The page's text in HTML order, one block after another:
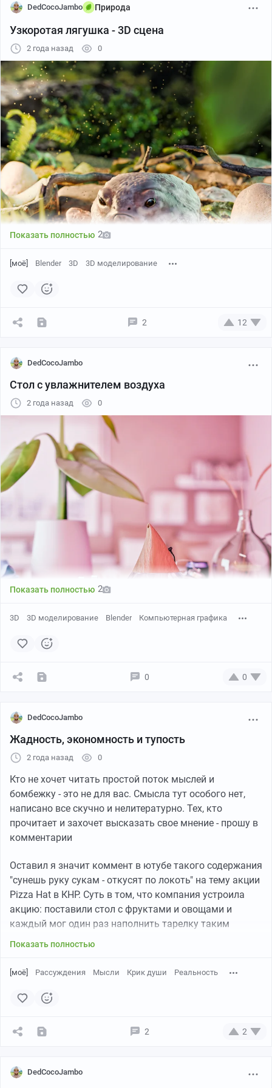
DedCocoJambo Природа
Узкоротая лягушка - 3D сцена
2 года назад 0
Скрины сцены + лягушка без фильтров
Эта лягушка стала моим первым опытом работы в
Хотел достичь максимального эффекта "макро-
сцену в Blender + небольшая обработка фильтрами в
Luminar Pro
Показать полностью 2
[моё] Blender 3D 3D моделирование
2 12
DedCocoJambo
Стол с увлажнителем воздуха
2 года назад 0
Другие фильтры
Показать полностью 2
3D 3D моделирование Blender Компьютерная графика
0 0
DedCocoJambo
Жадность, экономность и тупость
2 года назад 0
Кто не хочет читать простой поток мыслей и
бомбежку - это не для вас. Смысла тут особого нет,
написано все скучно и нелитературно. Тех, кто
прочитает и захочет высказать свое мнение - прошу в
комментарии
Оставил я значит коммент в ютубе такого содержания
"сунешь руку сукам - откусят по локоть" на тему акции
Pizza Hat в КНР. Суть в том, что компания устроила
акцию: поставили стол с фруктами и овощами и
каждый мог один раз наполнить тарелку таким
еды вавилонские башни, сантиметров в 30, а то и
съест. Для меня это свинство и жадность, совершенно
США, РФ, Европа - куча таких людей, которым охота
впихнуть себе в карманы то, что им, по факту, даже не
ведь рассчитывали на то, что люди будут брать в
Показать полностью
[моё] Рассуждения Мысли Крик души Реальность
2 2
DedCocoJambo